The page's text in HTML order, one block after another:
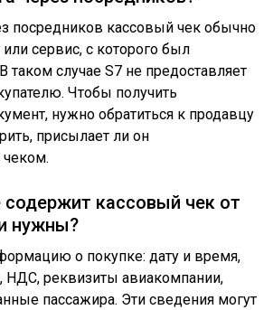
посредников кассовый чек обычно
сервис, с которого был
таком случае S7 не предоставляет
Чтобы получить
нужно обратиться к продавцу
присылает ли он
кассовый чек от
нужны?
о покупке: дату и время,
НДС, реквизиты авиакомпании,
пассажира. Эти сведения могут